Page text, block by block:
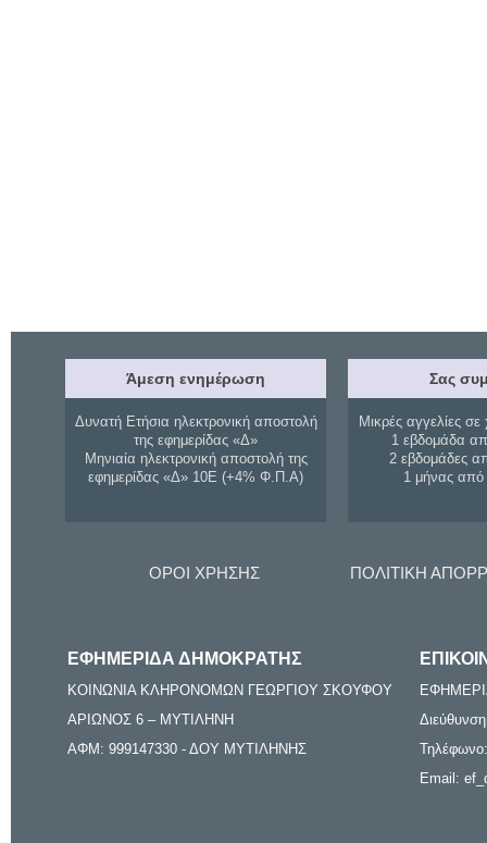
Άμεση ενημέρωση
Δυνατή Ετήσια ηλεκτρονική αποστολή
της εφημερίδας «Δ»
Μηνιαία ηλεκτρονική αποστολή της
εφημερίδας «Δ» 10Ε (+4% Φ.Π.Α)
Σας
Μικρές αγγελίες σε
1 εβδομάδα
2 εβδομάδες
1 μήνας
ΟΡΟΙ ΧΡΗΣΗΣ ΠΟΛΙΤΙΚΗ
ΕΦΗΜΕΡΙΔΑ ΔΗΜΟΚΡΑΤΗΣ
ΚΟΙΝΩΝΙΑ ΚΛΗΡΟΝΟΜΩΝ ΓΕΩΡΓΙΟΥ ΣΚΟΥΦΟΥ
ΑΡΙΩΝΟΣ 6 – ΜΥΤΙΛΗΝΗ
ΑΦΜ: 999147330 - ΔΟΥ ΜΥΤΙΛΗΝΗΣ
Email: